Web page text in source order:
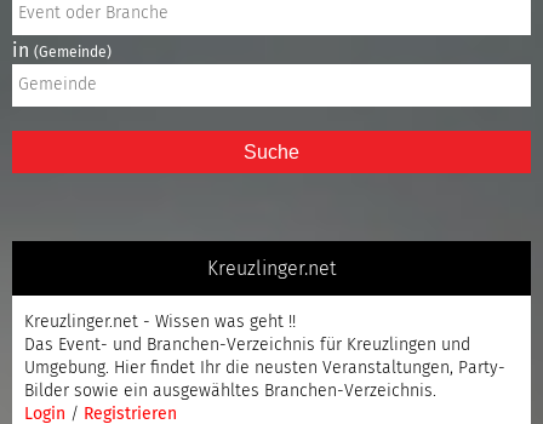
in (Gemeinde)
Suche
Kreuzlinger.net
Kreuzlinger.net - Wissen was geht !!
Das Event- und Branchen-Verzeichnis für Kreuzlingen und
Umgebung. Hier findet Ihr die neusten Veranstaltungen, Party-
Bilder sowie ein ausgewähltes Branchen-Verzeichnis.
Login / Registrieren